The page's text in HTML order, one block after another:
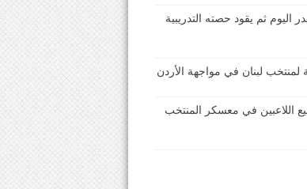
اليوم ثم يقود حصته التدريبية
لمنتخب لبنان في مواجهة الأردن
اللاعبين في معسكر المنتخب